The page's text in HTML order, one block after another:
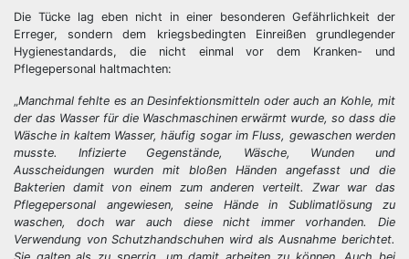
Die Tücke lag eben nicht in einer besonderen Gefährlichkeit der
Erreger, sondern dem kriegsbedingten Einreißen grundlegender
Hygienestandards, die nicht einmal vor dem Kranken- und
Pflegepersonal haltmachten:
„Manchmal fehlte es an Desinfektionsmitteln oder auch an Kohle, mit
der das Wasser für die Waschmaschinen erwärmt wurde, so dass die
Wäsche in kaltem Wasser, häufig sogar im Fluss, gewaschen werden
musste. Infizierte Gegenstände, Wäsche, Wunden und
Ausscheidungen wurden mit bloßen Händen angefasst und die
Bakterien damit von einem zum anderen verteilt. Zwar war das
Pflegepersonal angewiesen, seine Hände in Sublimatlösung zu
waschen, doch war auch diese nicht immer vorhanden. Die
Verwendung von Schutzhandschuhen wird als Ausnahme berichtet.